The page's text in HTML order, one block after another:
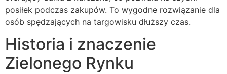
posiłek podczas zakupów. To wygodne rozwiązanie dla
osób spędzających na targowisku dłuższy czas.
Historia i znaczenie
Zielonego Rynku